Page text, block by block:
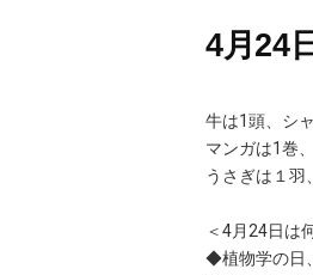
4月24
牛は1頭、シ
マンガは1巻
うさぎは１
＜4月24日は
◆植物学の日